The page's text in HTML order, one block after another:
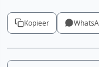
Kopieer